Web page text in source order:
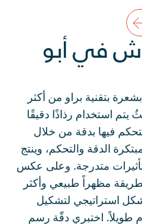
في أبو
بتقنية براو من أكثر
استخدام رذاذًا دقيقًا
فيها بدقة من خلال
الدقة والتحكم، وينتج
متدرجة. وعلى عكس
مظهراً طبيعي وأكثر
استراتيجي لتشكيل
طويلاً. اختبري دقّة رسم